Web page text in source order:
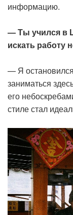
информацию.
— Ты учился в
искать работу
— Я
заниматься
его
стиле стал